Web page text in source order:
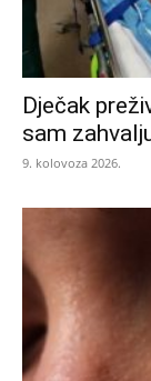
Dječak
sam
9. kolovoza 2026.